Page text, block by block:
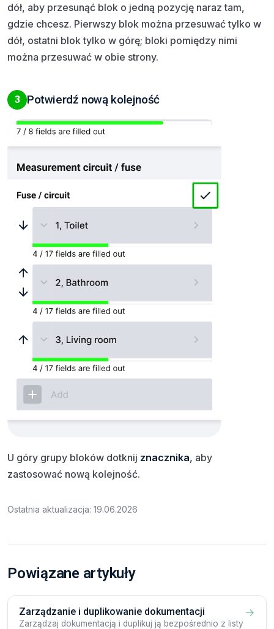
dół, aby przesunąć blok o jedną pozycję naraz tam,
gdzie chcesz. Pierwszy blok można przesuwać tylko w
dół, ostatni blok tylko w górę; bloki pomiędzy nimi
można przesuwać w obie strony.
3 Potwierdź nową kolejność
U góry grupy bloków dotknij znacznika, aby
zastosować nową kolejność.
Ostatnia aktualizacja: 19.06.2026
Powiązane artykuły
Zarządzanie i duplikowanie dokumentacji
Zarządzaj dokumentacją i duplikuj ją bezpośrednio z listy
→